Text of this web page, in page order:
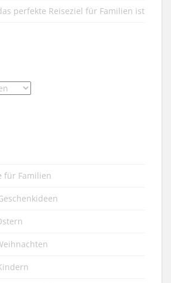
perfekte Reiseziel für Familien ist
für Familien